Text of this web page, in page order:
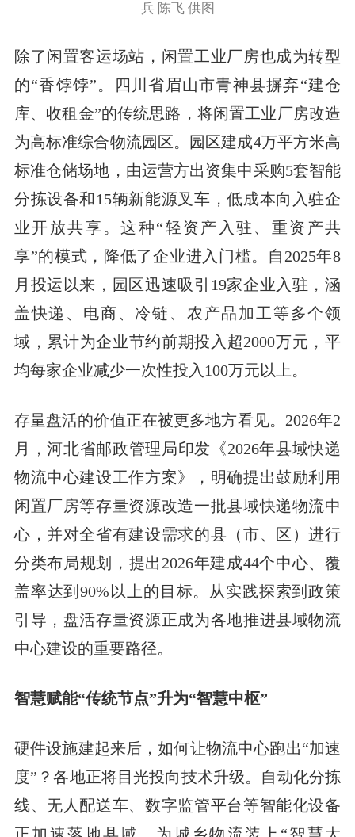
兵 陈飞 供图
除了闲置客运场站，闲置工业厂房也成为转型
的“香饽饽”。四川省眉山市青神县摒弃“建仓
库、收租金”的传统思路，将闲置工业厂房改造
为高标准综合物流园区。园区建成4万平方米高
标准仓储场地，由运营方出资集中采购5套智能
分拣设备和15辆新能源叉车，低成本向入驻企
业开放共享。这种“轻资产入驻、重资产共
享”的模式，降低了企业进入门槛。自2025年8
月投运以来，园区迅速吸引19家企业入驻，涵
盖快递、电商、冷链、农产品加工等多个领
域，累计为企业节约前期投入超2000万元，平
均每家企业减少一次性投入100万元以上。
存量盘活的价值正在被更多地方看见。2026年2
月，河北省邮政管理局印发《2026年县域快递
物流中心建设工作方案》，明确提出鼓励利用
闲置厂房等存量资源改造一批县域快递物流中
心，并对全省有建设需求的县（市、区）进行
分类布局规划，提出2026年建成44个中心、覆
盖率达到90%以上的目标。从实践探索到政策
引导，盘活存量资源正成为各地推进县域物流
中心建设的重要路径。
智慧赋能“传统节点”升为“智慧中枢”
硬件设施建起来后，如何让物流中心跑出“加速
度”？各地正将目光投向技术升级。自动化分拣
线、无人配送车、数字监管平台等智能化设备
正加速落地县域，为城乡物流装上“智慧大